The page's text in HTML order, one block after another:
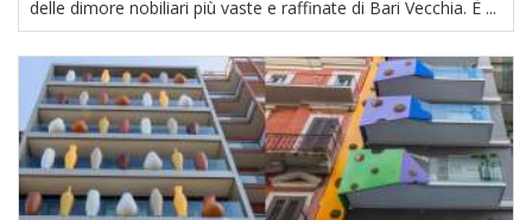
delle dimore nobiliari più vaste e raffinate di Bari Vecchia. È ...